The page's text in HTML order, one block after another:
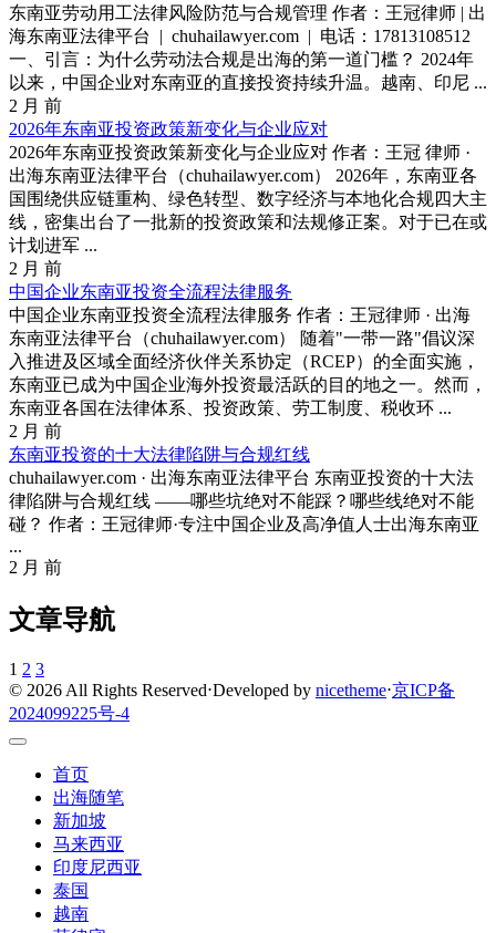
东南亚劳动用工法律风险防范与合规管理 作者：王冠律师 | 出
海东南亚法律平台 | chuhailawyer.com | 电话：17813108512
一、引言：为什么劳动法合规是出海的第一道门槛？ 2024年
以来，中国企业对东南亚的直接投资持续升温。越南、印尼 ...
2 月 前
2026年东南亚投资政策新变化与企业应对
2026年东南亚投资政策新变化与企业应对 作者：王冠 律师 ·
出海东南亚法律平台（chuhailawyer.com） 2026年，东南亚各
国围绕供应链重构、绿色转型、数字经济与本地化合规四大主
线，密集出台了一批新的投资政策和法规修正案。对于已在或
计划进军 ...
2 月 前
中国企业东南亚投资全流程法律服务
中国企业东南亚投资全流程法律服务 作者：王冠律师 · 出海
东南亚法律平台（chuhailawyer.com） 随着"一带一路"倡议深
入推进及区域全面经济伙伴关系协定（RCEP）的全面实施，
东南亚已成为中国企业海外投资最活跃的目的地之一。然而，
东南亚各国在法律体系、投资政策、劳工制度、税收环 ...
2 月 前
东南亚投资的十大法律陷阱与合规红线
chuhailawyer.com · 出海东南亚法律平台 东南亚投资的十大法
律陷阱与合规红线 ——哪些坑绝对不能踩？哪些线绝对不能
碰？ 作者：王冠律师·专注中国企业及高净值人士出海东南亚
...
2 月 前
文章导航
1 2 3
© 2026 All Rights Reserved⋅Developed by nicetheme⋅京ICP备
2024099225号-4
首页
出海随笔
新加坡
马来西亚
印度尼西亚
泰国
越南